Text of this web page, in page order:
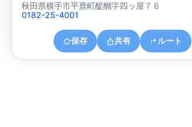
秋田県横手市平鹿町醍醐字四ッ屋７６
0182-25-4001
保存 共有 ルート